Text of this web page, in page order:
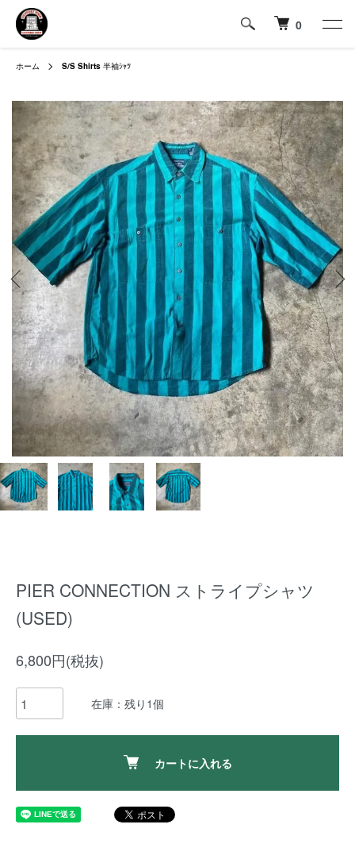
0
ホーム S/S Shirts 半袖ｼｬﾂ
PIER CONNECTION ストライプシャツ
(USED)
6,800円(税抜)
在庫：残り1個
カートに入れる